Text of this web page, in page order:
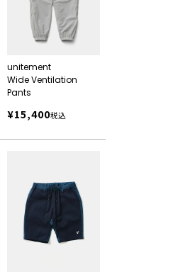
unitement
Wide Ventilation
Pants
¥15,400税込